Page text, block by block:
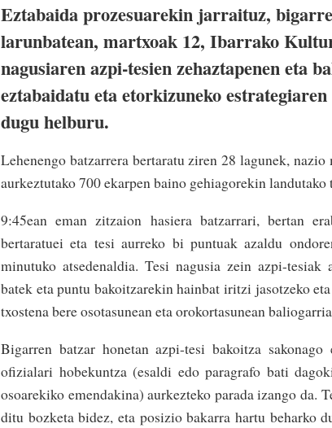
Eztabaida prozesuarekin jarraituz,
larunbatean, martxoak 12, Ibarrako
nagusiaren azpi-tesien zehaztapenen eta
eztabaidatu eta etorkizuneko
dugu helburu.
Lehenengo batzarrera bertaratu ziren 28 lagunek,
aurkeztutako 700 ekarpen baino gehiagorekin
9:45ean eman zitzaion hasiera batzarrari, bertan
bertaratuei eta tesi aurreko bi puntuak azaldu
minutuko atsedenaldia. Tesi nagusia zein azpi-
batek eta puntu bakoitzarekin hainbat iritzi jasotzeko
txostena bere osotasunean eta orokortasunean
Bigarren batzar honetan azpi-tesi bakoitza
ofizialari hobekuntza (esaldi edo paragrafo bati
osoarekiko emendakina) aurkezteko parada izango da.
ditu bozketa bidez, eta posizio bakarra hartu beharko